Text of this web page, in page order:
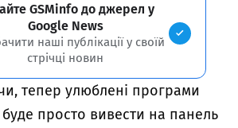
GSMinfo до джерел у
Google News
наші публікації у своїй
стрічці новин
тепер улюблені програми
просто вивести на панель